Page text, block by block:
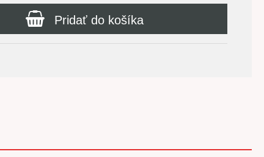
Pridať do košíka